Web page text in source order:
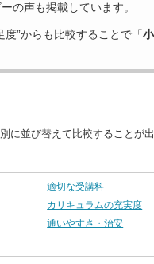
の声も掲載しています。
”からも比較することで「
に並び替えて比較することが出
適切な受講料
カリキュラムの充実度
通いやすさ・治安